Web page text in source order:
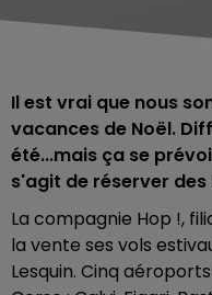
Il est vrai que nous
vacances de Noël.
été...mais ça se
s'agit de réserver
La compagnie Hop !,
la vente ses vols
Lesquin. Cinq